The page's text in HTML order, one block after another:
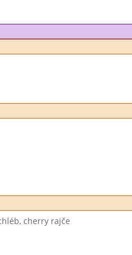
cherry rajče